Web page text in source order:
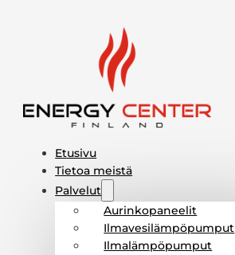
Etusivu
Tietoa meistä
Palvelut
Aurinkopaneelit
Ilmavesilämpöpumput
Ilmalämpöpumput